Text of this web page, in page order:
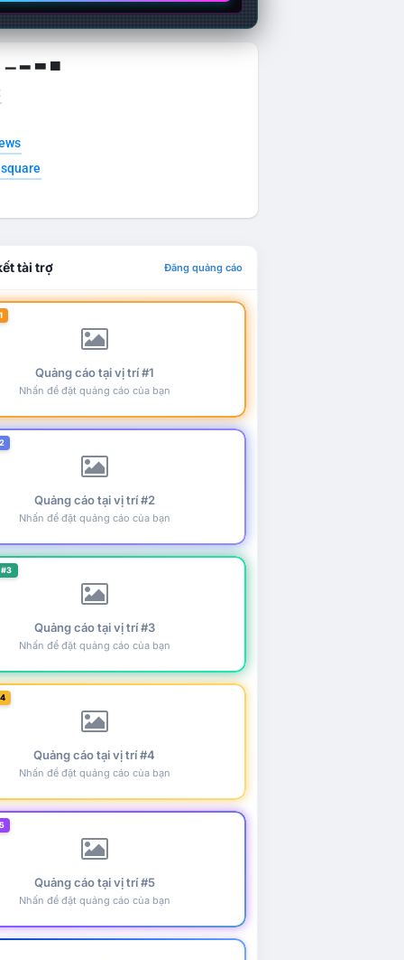
▁ ▂ ▃ ▄
tài trợ Đăng quảng cáo
Quảng cáo tại vị trí #1
Nhấn để đặt quảng cáo của bạn
Quảng cáo tại vị trí #2
Nhấn để đặt quảng cáo của bạn
Quảng cáo tại vị trí #3
Nhấn để đặt quảng cáo của bạn
Quảng cáo tại vị trí #4
Nhấn để đặt quảng cáo của bạn
Quảng cáo tại vị trí #5
Nhấn để đặt quảng cáo của bạn